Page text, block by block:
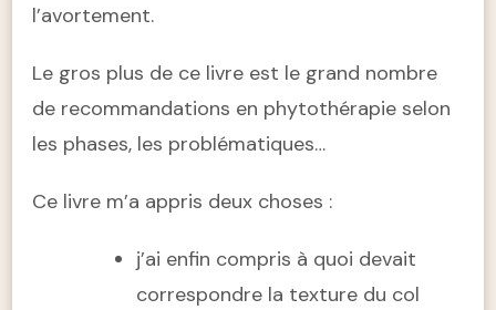
l’avortement.
Le gros plus de ce livre est le grand nombre
de recommandations en phytothérapie selon
les phases, les problématiques…
Ce livre m’a appris deux choses :
j’ai enfin compris à quoi devait
correspondre la texture du col